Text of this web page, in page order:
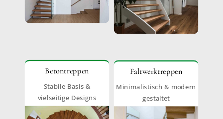
Betontreppen
Stabile Basis &
vielseitige Designs
Faltwerktreppen
Minimalistisch & modern
gestaltet